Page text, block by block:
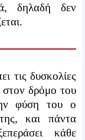
δηλαδή δεν
τις δυσκολίες
δρόμο του
φύση του ο
και πάντα
κάθε